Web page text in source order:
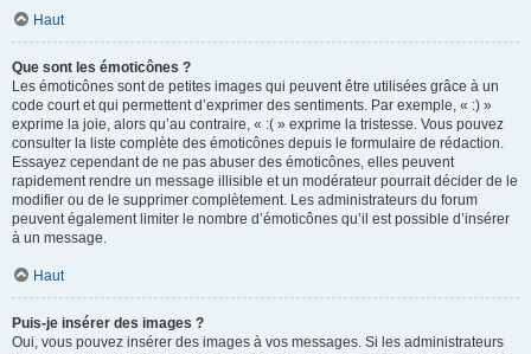
Haut
Que sont les émoticônes ?
Les émoticônes sont de petites images qui peuvent être utilisées grâce à un
code court et qui permettent d’exprimer des sentiments. Par exemple, « :) »
exprime la joie, alors qu’au contraire, « :( » exprime la tristesse. Vous pouvez
consulter la liste complète des émoticônes depuis le formulaire de rédaction.
Essayez cependant de ne pas abuser des émoticônes, elles peuvent
rapidement rendre un message illisible et un modérateur pourrait décider de le
modifier ou de le supprimer complètement. Les administrateurs du forum
peuvent également limiter le nombre d’émoticônes qu’il est possible d’insérer
à un message.
Haut
Puis-je insérer des images ?
Oui, vous pouvez insérer des images à vos messages. Si les administrateurs